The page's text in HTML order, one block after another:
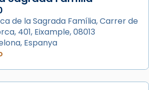
Mitjana sorgeix la tradició
Juliana (“relatiu a Júlia”) i
a Semprònia =
seves. I l’any 1667, el
Roig, afirma en una obra
són filles de l’antiga Iluro.
les relíquies fins que
de la Sagrada Família, Carrer de
401, Eixample, 08013
Espanya